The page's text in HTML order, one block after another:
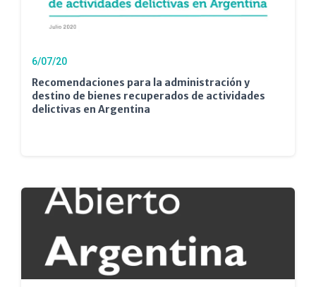
6/07/20
Recomendaciones para la administración y
destino de bienes recuperados de actividades
delictivas en Argentina